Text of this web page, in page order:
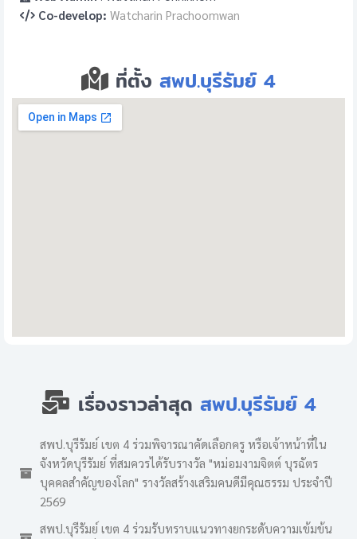
Co-develop: Watcharin Prachoomwan
ที่ตั้ง สพป.บุรีรัมย์ 4
เรื่องราวล่าสุด สพป.บุรีรัมย์ 4
สพป.บุรีรัมย์ เขต 4 ร่วมพิจารณาคัดเลือกครู หรือเจ้าหน้าที่ใน
จังหวัดบุรีรัมย์ ที่สมควรได้รับรางวัล "หม่อมงามจิตต์ บุรฉัตร
บุคคลสำคัญของโลก" รางวัลสร้างเสริมคนดีมีคุณธรรม ประจำปี
2569
สพป.บุรีรัมย์ เขต 4 ร่วมรับทราบแนวทางยกระดับความเข้มข้น